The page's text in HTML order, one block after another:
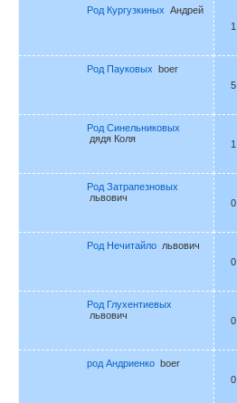
Род Кургузкиных Андрей
1
Род Пауковых boer
5
Род Синельниковых
дядя Коля
1
Род Затрапезновых
львович
0
Род Нечитайло львович
0
Род Глухентиевых
львович
0
род Андриенко boer
0